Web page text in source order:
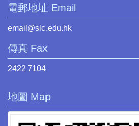
電郵地址 Email
email@slc.edu.hk
傳真 Fax
2422 7104
地圖 Map